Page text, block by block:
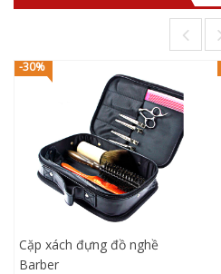
-30%
Cặp xách đựng đồ nghề
Barber